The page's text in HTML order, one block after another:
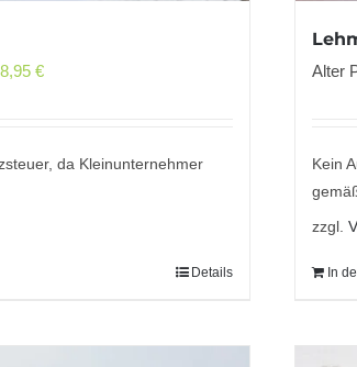
8,95 €Aktueller
8,95 €.
da Kleinunternehmer
Details
Alter
Kein
zzgl.
In